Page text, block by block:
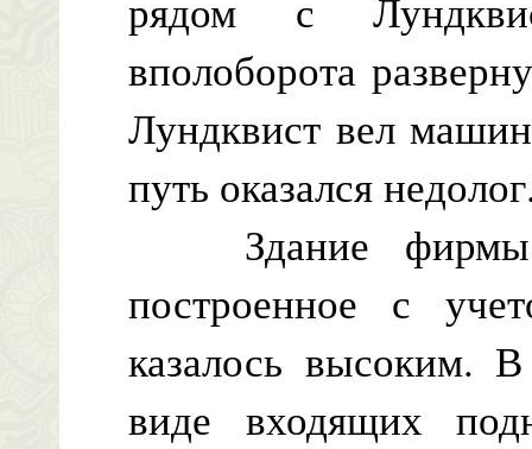
вполоборота
Лундквист вел
путь оказался
Здание фирмы
построенное с
казалось высоким.
виде входящих